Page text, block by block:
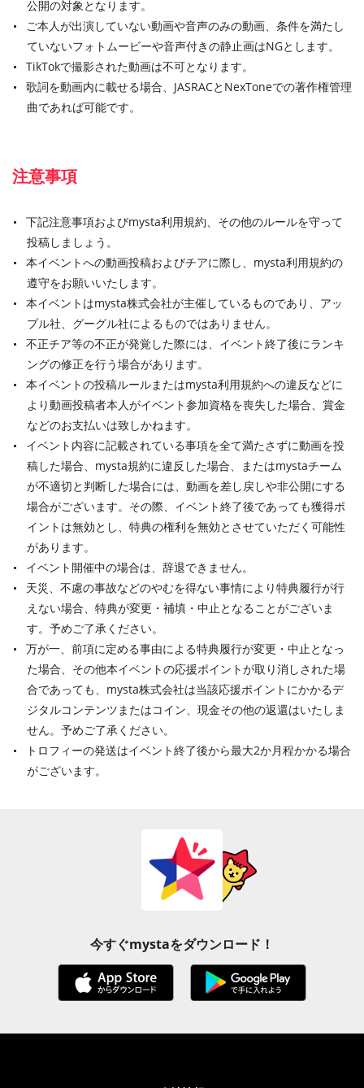
公開の対象となります。
ご本人が出演していない動画や音声のみの動画、条件を満たし
ていないフォトムービーや音声付きの静止画はNGとします。
TikTokで撮影された動画は不可となります。
歌詞を動画内に載せる場合、JASRACとNexToneでの著作権管理
曲であれば可能です。
注意事項
下記注意事項およびmysta利用規約、その他のルールを守って
投稿しましょう。
本イベントへの動画投稿およびチアに際し、mysta利用規約の
遵守をお願いいたします。
本イベントはmysta株式会社が主催しているものであり、アッ
プル社、グーグル社によるものではありません。
不正チア等の不正が発覚した際には、イベント終了後にランキ
ングの修正を行う場合があります。
本イベントの投稿ルールまたはmysta利用規約への違反などに
より動画投稿者本人がイベント参加資格を喪失した場合、賞金
などのお支払いは致しかねます。
イベント内容に記載されている事項を全て満たさずに動画を投
稿した場合、mysta規約に違反した場合、またはmystaチーム
が不適切と判断した場合には、動画を差し戻しや非公開にする
場合がございます。その際、イベント終了後であっても獲得ポ
イントは無効とし、特典の権利を無効とさせていただく可能性
があります。
イベント開催中の場合は、辞退できません。
天災、不慮の事故などのやむを得ない事情により特典履行が行
えない場合、特典が変更・補填・中止となることがございま
す。予めご了承ください。
万が一、前項に定める事由による特典履行が変更・中止となっ
た場合、その他本イベントの応援ポイントが取り消しされた場
合であっても、mysta株式会社は当該応援ポイントにかかるデ
ジタルコンテンツまたはコイン、現金その他の返還はいたしま
せん。予めご了承ください。
トロフィーの発送はイベント終了後から最大2か月程かかる場合
がございます。
今すぐmystaをダウンロード！